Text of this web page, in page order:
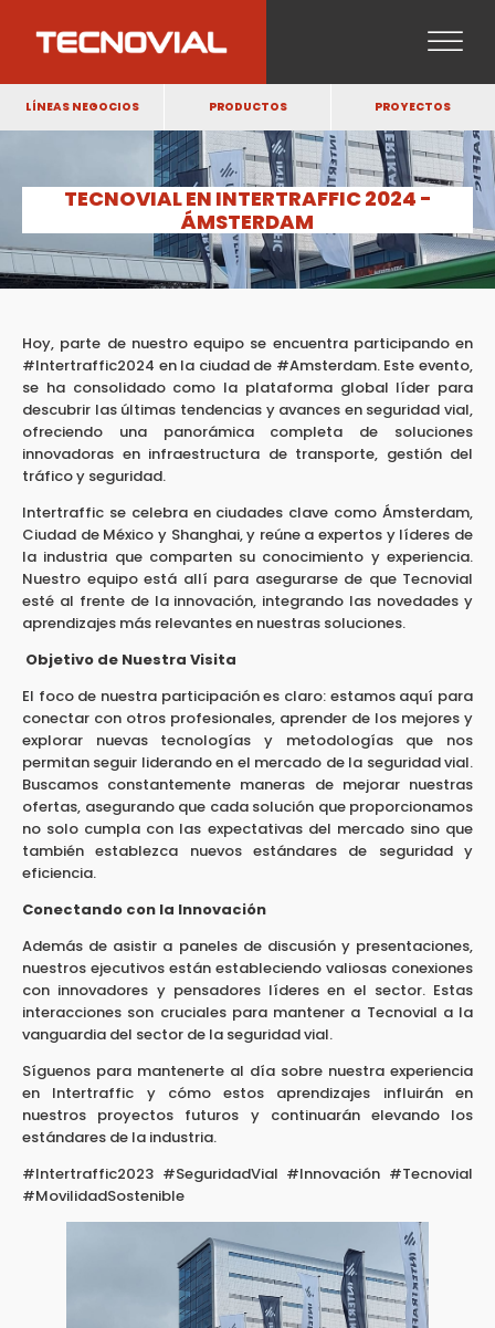
LÍNEAS NEGOCIOS PRODUCTOS PROYECTOS
TECNOVIAL EN INTERTRAFFIC 2024 -
ÁMSTERDAM
Hoy, parte de nuestro equipo se encuentra participando en
#Intertraffic2024 en la ciudad de #Amsterdam. Este evento,
se ha consolidado como la plataforma global líder para
descubrir las últimas tendencias y avances en seguridad vial,
ofreciendo una panorámica completa de soluciones
innovadoras en infraestructura de transporte, gestión del
tráfico y seguridad.
Intertraffic se celebra en ciudades clave como Ámsterdam,
Ciudad de México y Shanghai, y reúne a expertos y líderes de
la industria que comparten su conocimiento y experiencia.
Nuestro equipo está allí para asegurarse de que Tecnovial
esté al frente de la innovación, integrando las novedades y
aprendizajes más relevantes en nuestras soluciones.
Objetivo de Nuestra Visita
El foco de nuestra participación es claro: estamos aquí para
conectar con otros profesionales, aprender de los mejores y
explorar nuevas tecnologías y metodologías que nos
permitan seguir liderando en el mercado de la seguridad vial.
Buscamos constantemente maneras de mejorar nuestras
ofertas, asegurando que cada solución que proporcionamos
no solo cumpla con las expectativas del mercado sino que
también establezca nuevos estándares de seguridad y
eficiencia.
Conectando con la Innovación
Además de asistir a paneles de discusión y presentaciones,
nuestros ejecutivos están estableciendo valiosas conexiones
con innovadores y pensadores líderes en el sector. Estas
interacciones son cruciales para mantener a Tecnovial a la
vanguardia del sector de la seguridad vial.
Síguenos para mantenerte al día sobre nuestra experiencia
en Intertraffic y cómo estos aprendizajes influirán en
nuestros proyectos futuros y continuarán elevando los
estándares de la industria.
#Intertraffic2023 #SeguridadVial #Innovación #Tecnovial
#MovilidadSostenible